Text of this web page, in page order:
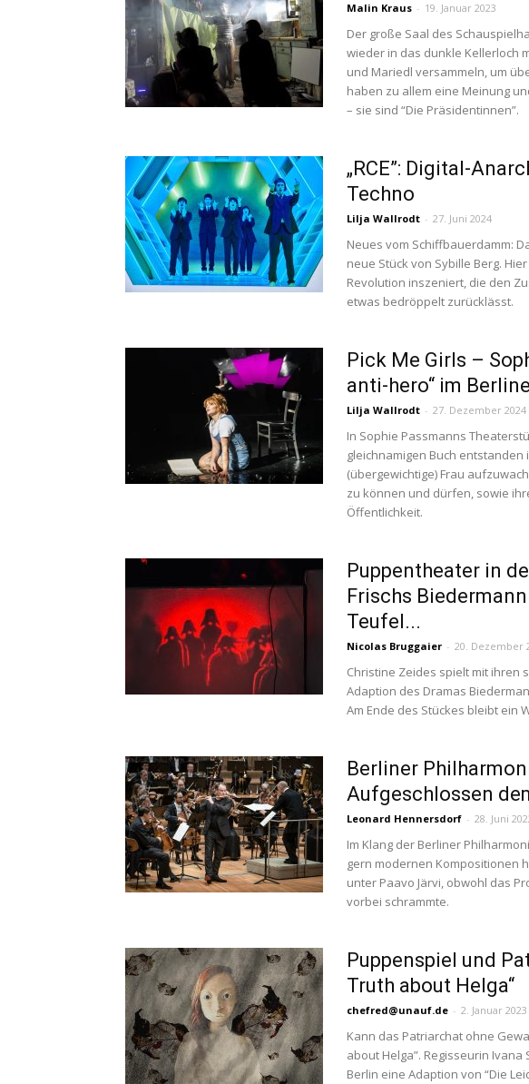
Malin Kraus - 19. Januar 2023
Der große Saal des
wieder in das dunkle Kellerloch
und Mariedl versammeln, um
haben zu allem eine Meinung
– sie sind “Die Präsidentinnen”.
„RCE”: Digital-
Techno
Lilja Wallrodt - 27. Juni 2024
Neues vom Schiffbauerdamm:
neue Stück von Sybille Berg.
Revolution inszeniert, die den
etwas bedröppelt zurücklässt.
Pick Me Girls –
anti-hero“ im
Lilja Wallrodt - 27. Dezember 2024
In Sophie Passmanns
gleichnamigen Buch
(übergewichtige) Frau
zu können und dürfen, sowie
Öffentlichkeit.
Puppentheater in
Frischs
Teufel...
Nicolas Bruggaier - 20. Dezember
Christine Zeides spielt mit ihren
Adaption des Dramas
Am Ende des Stückes bleibt ein
Berliner
Aufgeschlossen
Leonard Hennersdorf - 28. Juni
Im Klang der Berliner
gern modernen Kompositionen
unter Paavo Järvi, obwohl das
vorbei schrammte.
Puppenspiel und
Truth about Helga“
chefred@unauf.de - 2. Januar 2023
Kann das Patriarchat ohne
about Helga”. Regisseurin
Berlin eine Adaption von “Die